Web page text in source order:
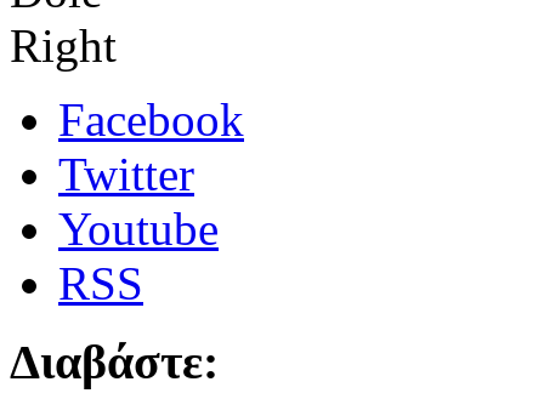
Facebook
Twitter
Youtube
RSS
Διαβάστε: